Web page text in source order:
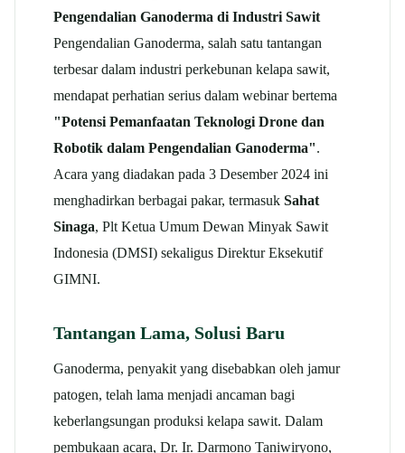
Pengendalian Ganoderma di Industri Sawit
Pengendalian Ganoderma, salah satu tantangan
terbesar dalam industri perkebunan kelapa sawit,
mendapat perhatian serius dalam webinar bertema
"Potensi Pemanfaatan Teknologi Drone dan
Robotik dalam Pengendalian Ganoderma".
Acara yang diadakan pada 3 Desember 2024 ini
menghadirkan berbagai pakar, termasuk Sahat
Sinaga, Plt Ketua Umum Dewan Minyak Sawit
Indonesia (DMSI) sekaligus Direktur Eksekutif
GIMNI.
Tantangan Lama, Solusi Baru
Ganoderma, penyakit yang disebabkan oleh jamur
patogen, telah lama menjadi ancaman bagi
keberlangsungan produksi kelapa sawit. Dalam
pembukaan acara, Dr. Ir. Darmono Taniwiryono,